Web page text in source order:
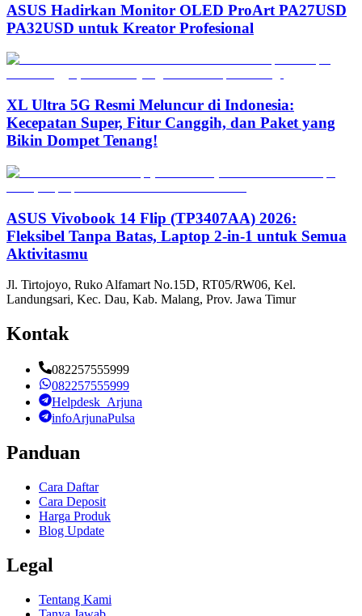
ASUS Hadirkan Monitor OLED ProArt PA27USD
PA32USD untuk Kreator Profesional
XL Ultra 5G Resmi Meluncur di Indonesia:
Kecepatan Super, Fitur Canggih, dan Paket yang
Bikin Dompet Tenang!
ASUS Vivobook 14 Flip (TP3407AA) 2026:
Fleksibel Tanpa Batas, Laptop 2-in-1 untuk Semua
Aktivitasmu
Jl. Tirtojoyo, Ruko Alfamart No.15D, RT05/RW06, Kel.
Landungsari, Kec. Dau, Kab. Malang, Prov. Jawa Timur
Kontak
082257555999
082257555999
Helpdesk_Arjuna
infoArjunaPulsa
Panduan
Cara Daftar
Cara Deposit
Harga Produk
Blog Update
Legal
Tentang Kami